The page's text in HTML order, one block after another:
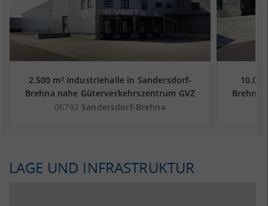
2.500 m² Industriehalle in Sandersdorf-
Brehna nahe Güterverkehrszentrum GVZ
Leipzig - Landkreis Anhalt-Bitterfeld
06792 Sandersdorf-Brehna
Brehna
LAGE UND INFRASTRUKTUR